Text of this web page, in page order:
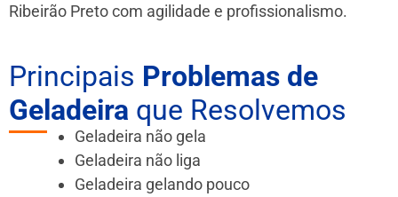
Ribeirão Pretocom agilidade e profissionalismo.
Principais Problemas de
Geladeira que Resolvemos
Geladeira não gela
Geladeira não liga
Geladeira gelando pouco